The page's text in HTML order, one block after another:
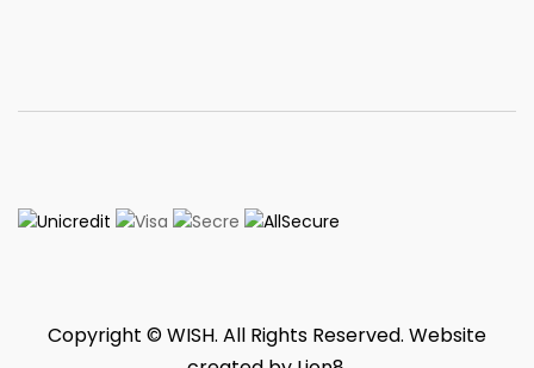
Copyright © WISH. All Rights Reserved. Website